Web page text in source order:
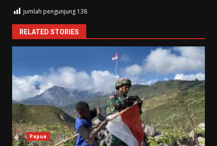
jumlah pengunjung 138
RELATED STORIES
Papua